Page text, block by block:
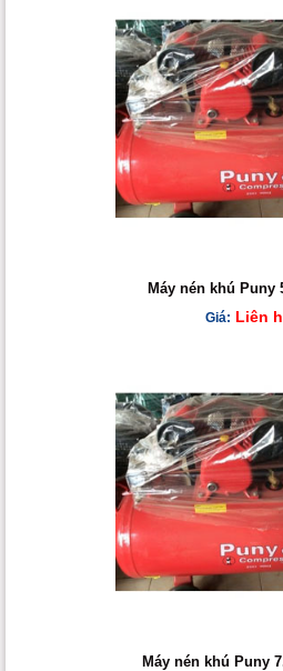
Máy nén khú Puny
Giá: Liên
Máy nén khú Puny